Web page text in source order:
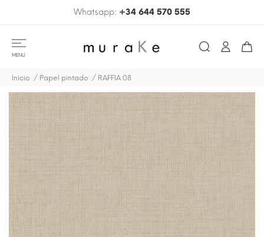
Whatsapp: +34 644 570 555
MENU
Inicio Papel pintado RAFFIA 08